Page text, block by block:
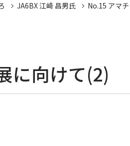
JA6BX 江崎 昌男氏 No.15 アマ
に向けて(2)